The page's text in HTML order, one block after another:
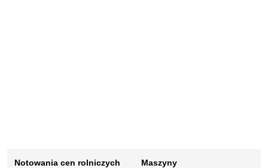
Notowania cen rolniczych
Maszyny